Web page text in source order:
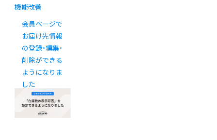
機能改善
会員ページで
お届け先情報
の登録・編集・
削除ができる
ようになりま
した